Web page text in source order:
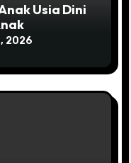
Usia Dini
2026